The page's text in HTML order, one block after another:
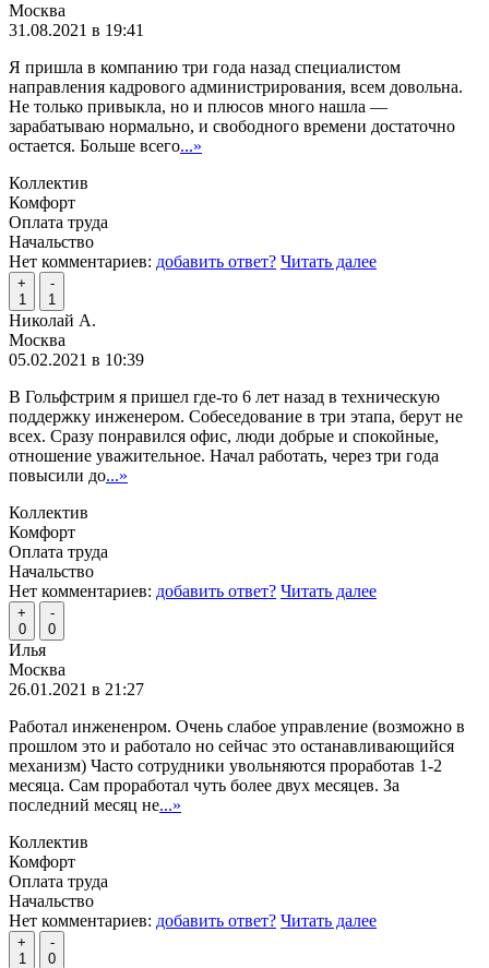
Москва
31.08.2021 в 19:41
Я пришла в компанию три года назад специалистом
направления кадрового администрирования, всем довольна.
Не только привыкла, но и плюсов много нашла —
зарабатываю нормально, и свободного времени достаточно
остается. Больше всего...»
Коллектив
Комфорт
Оплата труда
Начальство
Нет комментариев: добавить ответ? Читать далее
+
1
-
1
Николай А.
Москва
05.02.2021 в 10:39
В Гольфстрим я пришел где-то 6 лет назад в техническую
поддержку инженером. Собеседование в три этапа, берут не
всех. Сразу понравился офис, люди добрые и спокойные,
отношение уважительное. Начал работать, через три года
повысили до...»
Коллектив
Комфорт
Оплата труда
Начальство
Нет комментариев: добавить ответ? Читать далее
+
0
-
0
Илья
Москва
26.01.2021 в 21:27
Работал инжененром. Очень слабое управление (возможно в
прошлом это и работало но сейчас это останавливающийся
механизм) Часто сотрудники увольняются проработав 1-2
месяца. Сам проработал чуть более двух месяцев. За
последний месяц не...»
Коллектив
Комфорт
Оплата труда
Начальство
Нет комментариев: добавить ответ? Читать далее
+
1
-
0